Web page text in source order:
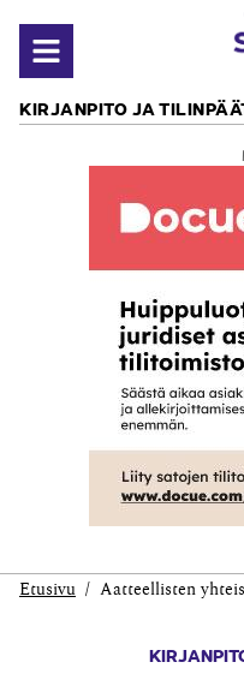
Avaa valikko
KIRJANPITO JA
Etusivu Aatteellisten